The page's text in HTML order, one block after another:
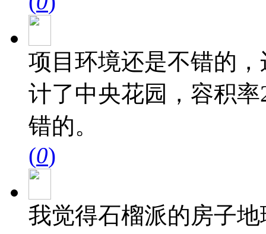
项目环境还是不错的
计了中央花园，容积
错的。
(0)
我觉得石榴派的房子